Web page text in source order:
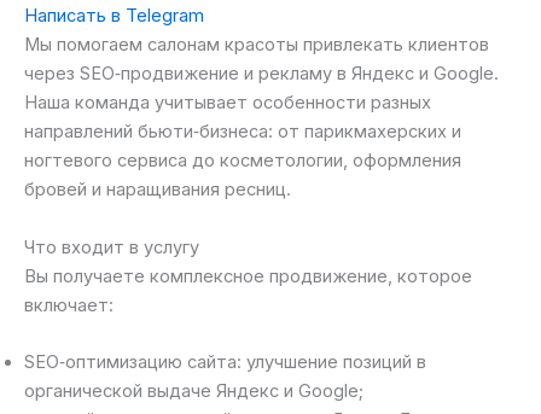
Написать в Telegram
Мы помогаем салонам красоты привлекать клиентов
через SEO‑продвижение и рекламу в Яндекс и Google.
Наша команда учитывает особенности разных
направлений бьюти‑бизнеса: от парикмахерских и
ногтевого сервиса до косметологии, оформления
бровей и наращивания ресниц.
Что входит в услугу
Вы получаете комплексное продвижение, которое
включает:
SEO‑оптимизацию сайта: улучшение позиций в
органической выдаче Яндекс и Google;